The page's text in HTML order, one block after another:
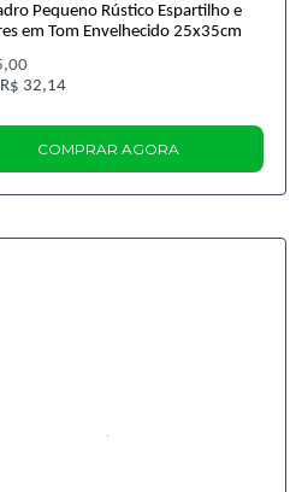
Pequeno Rústico Espartilho e
em Tom Envelhecido 25x35cm
R$ 32,14
COMPRAR AGORA